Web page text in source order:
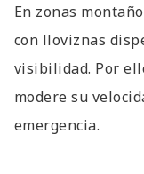
En zonas
con lloviznas
visibilidad. Por
modere su
emergencia.